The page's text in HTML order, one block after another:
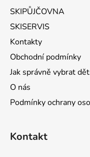
SKIPŮJČOVNA
SKISERVIS
Kontakty
Obchodní podmínky
Jak správně vybrat
O nás
Podmínky ochrany
Kontakt